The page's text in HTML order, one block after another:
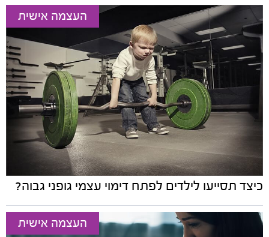
העצמה אישית
כיצד תסייעו לילדים לפתח דימוי עצמי גופני גבוה?
העצמה אישית